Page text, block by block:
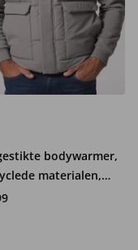
bodywarmer,
materialen,